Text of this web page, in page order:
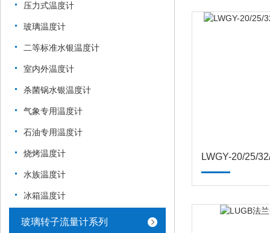
压力式温度计
玻璃温度计
二等标准水银温度计
室内外温度计
杀菌锅水银温度计
气象专用温度计
石油专用温度计
烧烤温度计
水族温度计
冰箱温度计
玻璃转子流量计系列